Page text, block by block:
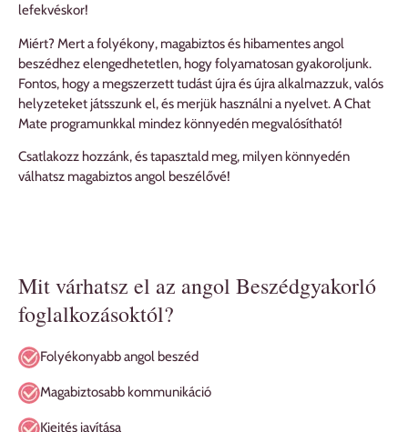
lefekvéskor!
Miért? Mert a folyékony, magabiztos és hibamentes angol
beszédhez elengedhetetlen, hogy folyamatosan gyakoroljunk.
Fontos, hogy a megszerzett tudást újra és újra alkalmazzuk, valós
helyzeteket játsszunk el, és merjük használni a nyelvet. A Chat
Mate programunkkal mindez könnyedén megvalósítható!
Csatlakozz hozzánk, és tapasztald meg, milyen könnyedén
válhatsz magabiztos angol beszélővé!
Mit várhatsz el az angol Beszédgyakorló
foglalkozásoktól?
Folyékonyabb angol beszéd
Magabiztosabb kommunikáció
Kiejtés javítása